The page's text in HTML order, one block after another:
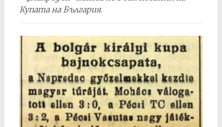
Купата на България.